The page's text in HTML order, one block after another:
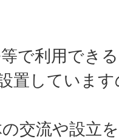
で利用でき
置していま
交流や設立